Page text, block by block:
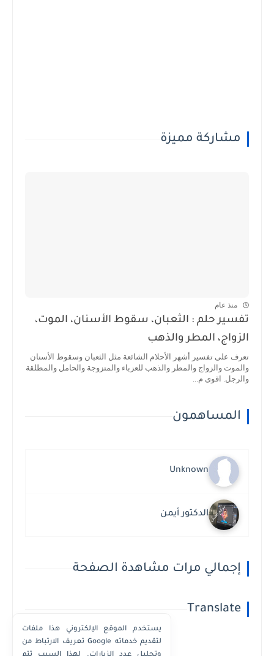
مشاركة مميزة
منذ عام
تفسير حلم : الثعبان، سقوط الأسنان، الموت،
الزواج، المطر والذهب
تعرف على تفسير أشهر الأحلام الشائعة مثل الثعبان وسقوط الأسنان
والموت والزواج والمطر والذهب للعزباء والمتزوجة والحامل والمطلقة
والرجل. اقوى م...
المساهمون
Unknown
الدكتور أيمن
إجمالي مرات مشاهدة الصفحة
Translate
يستخدم الموقع الإلكتروني هذا ملفات
تعريف الارتباط من Google لتقديم خدماته